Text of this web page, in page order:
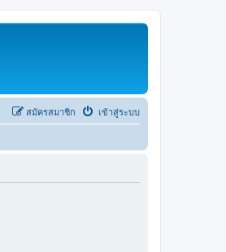
เข้าสู่ระบบ
สมัครสมาชิก